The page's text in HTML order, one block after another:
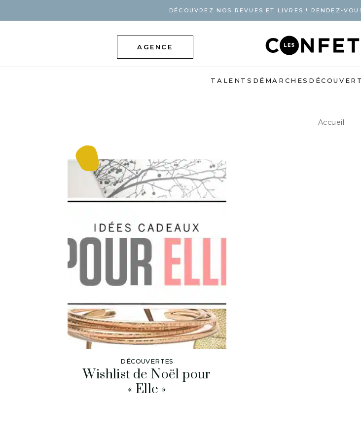
DÉCOUVREZ NOS REVUES ET LIVRES ! RENDEZ-
AGENCE
TALENTS DÉMARCHES
Accueil
DÉCOUVERTES
Wishlist de Noël pour
« Elle »